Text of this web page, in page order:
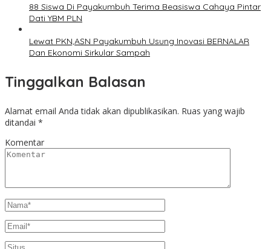
88 Siswa Di Payakumbuh Terima Beasiswa Cahaya Pintar
Dati YBM PLN
Lewat PKN,ASN Payakumbuh Usung Inovasi BERNALAR
Dan Ekonomi Sirkular Sampah
Tinggalkan Balasan
Alamat email Anda tidak akan dipublikasikan. Ruas yang wajib
ditandai *
Komentar